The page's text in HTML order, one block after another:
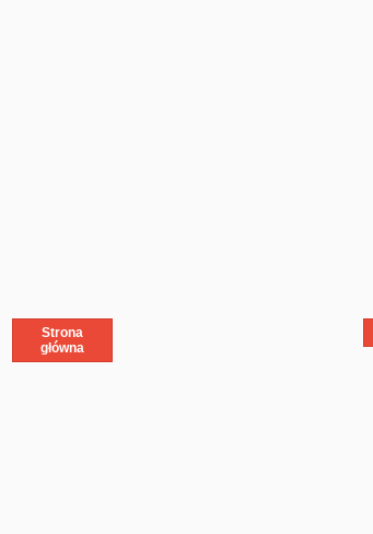
Strona
główna